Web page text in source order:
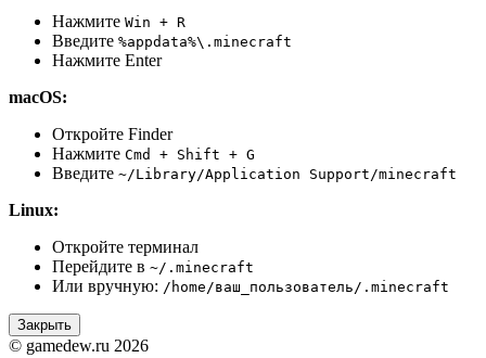
Нажмите Win + R
Введите %appdata%\.minecraft
Нажмите Enter
macOS:
Откройте Finder
Нажмите Cmd + Shift + G
Введите ~/Library/Application Support/minecraft
Linux:
Откройте терминал
Перейдите в ~/.minecraft
Или вручную: /home/ваш_пользователь/.minecraft
Закрыть
© gamedew.ru 2026